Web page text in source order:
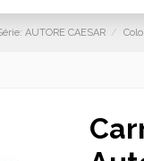
AUTORE CAESAR